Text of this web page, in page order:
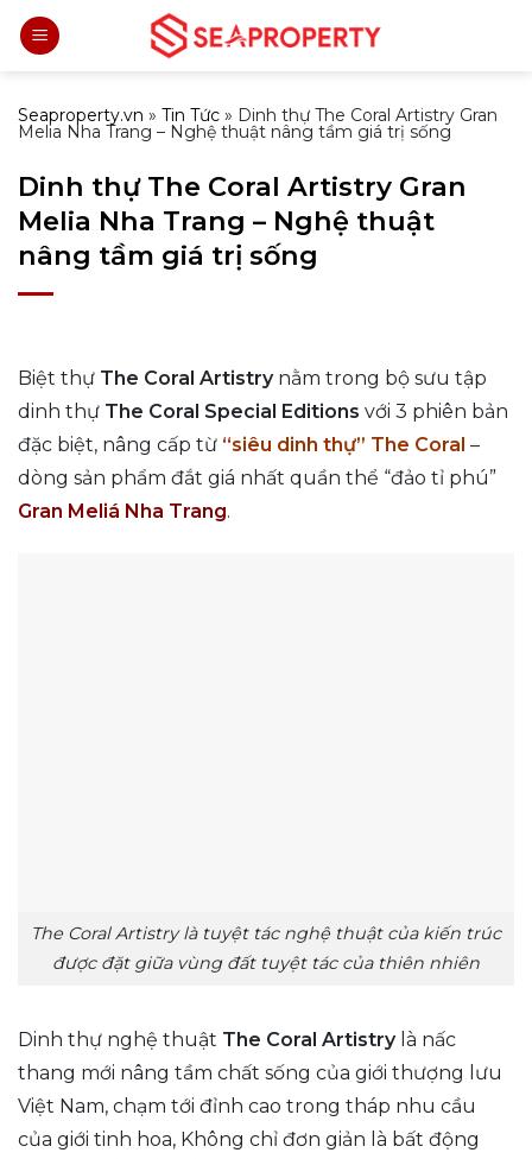
Bỏ
qua
dung
Seaproperty.vn » Tin Tức » Dinh thự The Coral Artistry Gran
Melia Nha Trang – Nghệ thuật nâng tầm giá trị sống
Dinh thự The Coral Artistry Gran
Melia Nha Trang – Nghệ thuật
nâng tầm giá trị sống
Biệt thự The Coral Artistry nằm trong bộ sưu tập
dinh thự The Coral Special Editions với 3 phiên bản
đặc biệt, nâng cấp từ “siêu dinh thự” The Coral –
dòng sản phẩm đắt giá nhất quần thể “đảo tỉ phú”
Gran Meliá Nha Trang.
The Coral Artistry là tuyệt tác nghệ thuật của kiến trúc
được đặt giữa vùng đất tuyệt tác của thiên nhiên
Dinh thự nghệ thuật The Coral Artistry là nấc
thang mới nâng tầm chất sống của giới thượng lưu
Việt Nam, chạm tới đỉnh cao trong tháp nhu cầu
của giới tinh hoa, Không chỉ đơn giản là bất động